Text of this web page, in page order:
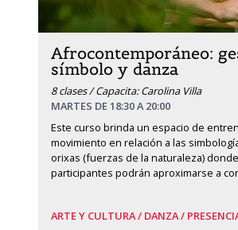
Afrocontemporáneo:
símbolo y danza
8 clases / Capacita: Carolina Villa
MARTES DE 18:30 A 20:00
Este curso brinda un espacio de
movimiento en relación a las
orixas (fuerzas de la naturaleza)
participantes podrán aproximarse a
ARTE Y CULTURA / DANZA /